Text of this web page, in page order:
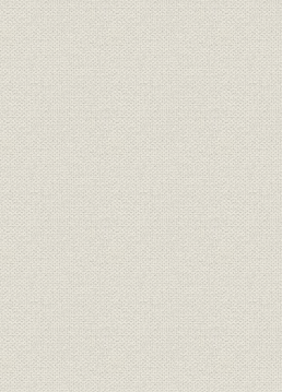
羽田・城東両局の加入数・設備
数の推移
昭和22年
年度(1961
「羽田」「城東」の復活、荻窪
電話の東京編入
昭和22年
(1948年)
お札《さつ》を入れる公衆電話 昭和22年
東京電話もストライキ 昭和23年